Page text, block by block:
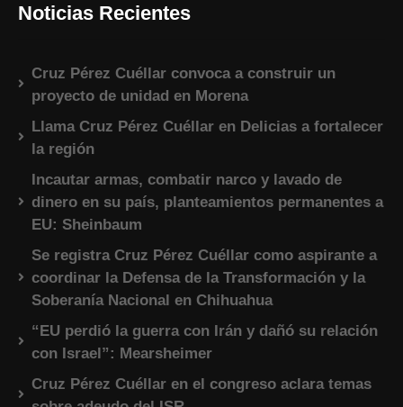
Noticias Recientes
Cruz Pérez Cuéllar convoca a construir un
proyecto de unidad en Morena
Llama Cruz Pérez Cuéllar en Delicias a fortalecer
la región
Incautar armas, combatir narco y lavado de
dinero en su país, planteamientos permanentes a
EU: Sheinbaum
Se registra Cruz Pérez Cuéllar como aspirante a
coordinar la Defensa de la Transformación y la
Soberanía Nacional en Chihuahua
“EU perdió la guerra con Irán y dañó su relación
con Israel”: Mearsheimer
Cruz Pérez Cuéllar en el congreso aclara temas